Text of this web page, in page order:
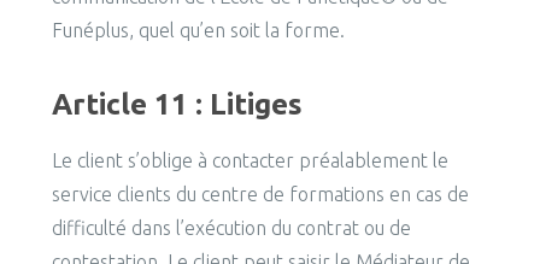
Funéplus, quel qu’en soit la forme.
Article 11 : Litiges
Le client s’oblige à contacter préalablement le
service clients du centre de formations en cas de
difficulté dans l’exécution du contrat ou de